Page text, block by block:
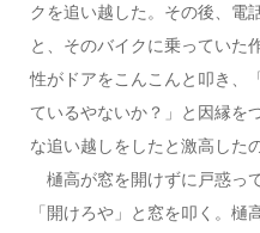
クを追い越した。その後、電
と、そのバイクに乗っていた
性がドアをこんこんと叩き、
ているやないか？」と因縁を
な追い越しをしたと激高したの
樋高が窓を開けずに戸惑っ
「開けろや」と窓を叩く。